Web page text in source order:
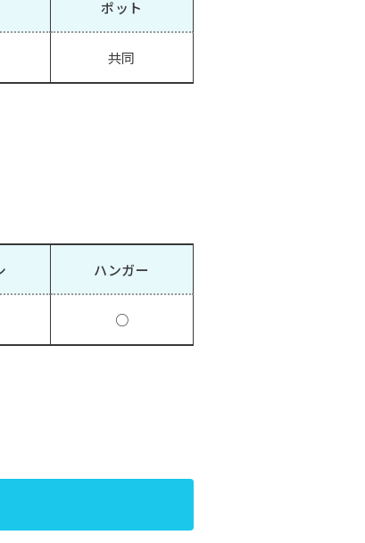
ポット
共同
ハンガー
○